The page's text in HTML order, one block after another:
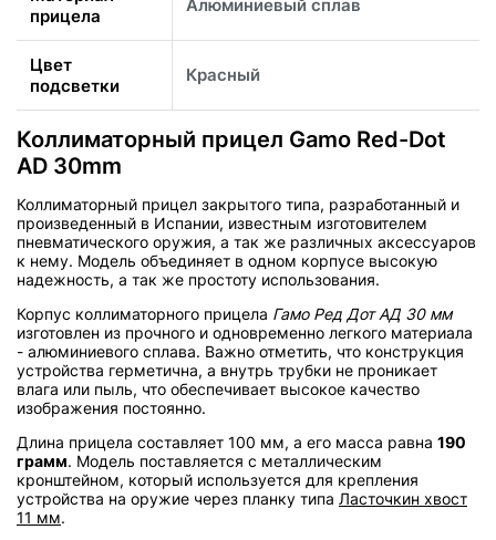
прицела
Алюминиевый сплав
Цвет
подсветки
Красный
Коллиматорный прицел Gamo Red-Dot
AD 30mm
Коллиматорный прицел закрытого типа, разработанный и
произведенный в Испании, известным изготовителем
пневматического оружия, а так же различных аксессуаров
к нему. Модель объединяет в одном корпусе высокую
надежность, а так же простоту использования.
Корпус коллиматорного прицела Гамо Ред Дот АД 30 мм
изготовлен из прочного и одновременно легкого материала
- алюминиевого сплава. Важно отметить, что конструкция
устройства герметична, а внутрь трубки не проникает
влага или пыль, что обеспечивает высокое качество
изображения постоянно.
Длина прицела составляет 100 мм, а его масса равна 190
грамм. Модель поставляется с металлическим
кронштейном, который используется для крепления
устройства на оружие через планку типа Ласточкин хвост
11 мм.